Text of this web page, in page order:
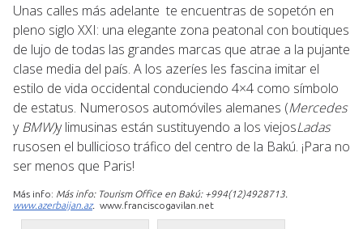
Unas calles más adelante te encuentras de sopetón en
pleno siglo XXI: una elegante zona peatonal con boutiques
de lujo de todas las grandes marcas que atrae a la pujante
clase media del país. A los azeríes les fascina imitar el
estilo de vida occidental conduciendo 4×4 como símbolo
de estatus. Numerosos automóviles alemanes (Mercedes
yBMW)y limusinas están sustituyendo a los viejosLadas
rusosen el bullicioso tráfico del centro de la Bakú. ¡Para no
ser menos que Paris!
Más info: Más info: Tourism Office en Bakú: +994(12)4928713.
www.azerbaijan.az. www.franciscogavilan.net